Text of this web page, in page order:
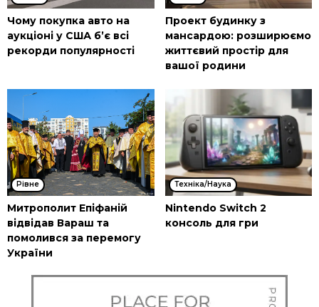
Чому покупка авто на
аукціоні у США б’є всі
рекорди популярності
Проект будинку з
мансардою: розширюємо
життєвий простір для
вашої родини
Рівне
Митрополит Епіфаній
відвідав Вараш та
помолився за перемогу
України
Техніка/Наука
Nintendo Switch 2
консоль для гри